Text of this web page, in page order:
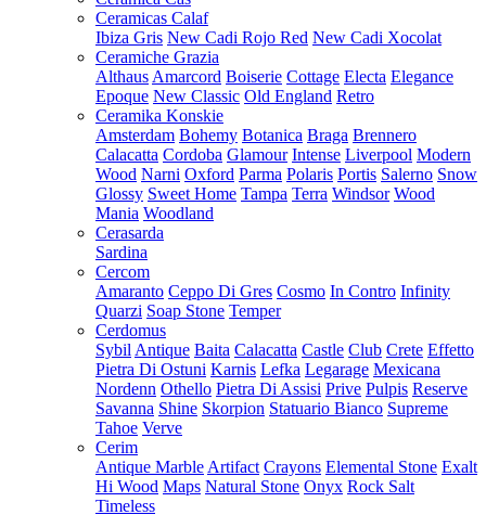
Ceramicas Calaf
Ibiza Gris New Cadi Rojo Red New Cadi Xocolat
Ceramiche Grazia
Althaus Amarcord Boiserie Cottage Electa Elegance
Epoque New Classic Old England Retro
Ceramika Konskie
Amsterdam Bohemy Botanica Braga Brennero
Calacatta Cordoba Glamour Intense Liverpool Modern
Wood Narni Oxford Parma Polaris Portis Salerno Snow
Glossy Sweet Home Tampa Terra Windsor Wood
Mania Woodland
Cerasarda
Sardina
Cercom
Amaranto Ceppo Di Gres Cosmo In Contro Infinity
Quarzi Soap Stone Temper
Cerdomus
Sybil Antique Baita Calacatta Castle Club Crete Effetto
Pietra Di Ostuni Karnis Lefka Legarage Mexicana
Nordenn Othello Pietra Di Assisi Prive Pulpis Reserve
Savanna Shine Skorpion Statuario Bianco Supreme
Tahoe Verve
Cerim
Antique Marble Artifact Crayons Elemental Stone Exalt
Hi Wood Maps Natural Stone Onyx Rock Salt
Timeless